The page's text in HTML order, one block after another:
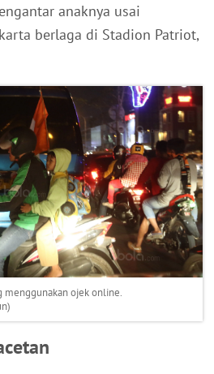
anaknya usai
berlaga di Stadion Patriot,
menggunakan ojek online.